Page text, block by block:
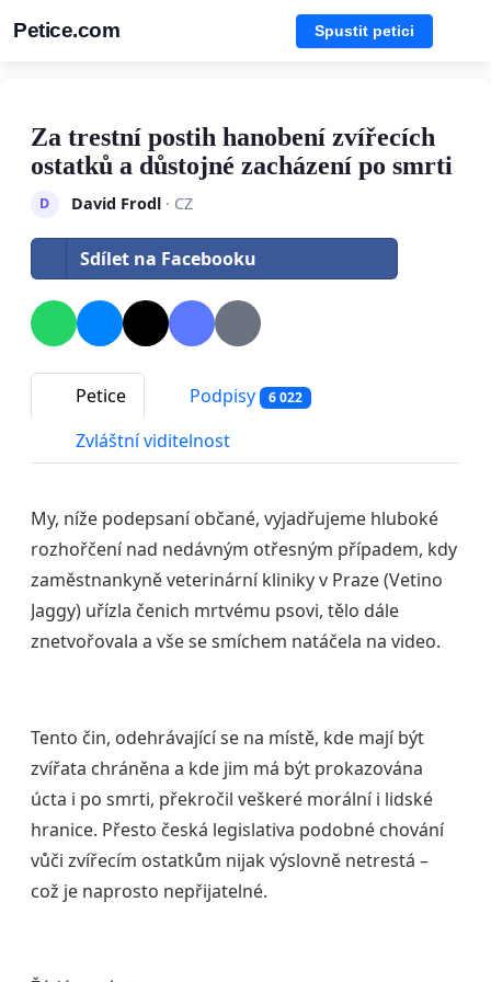
Petice.com Spustit petici
Za trestní postih hanobení zvířecích
ostatků a důstojné zacházení po smrti
D David Frodl· CZ
Sdílet na Facebooku
Petice Podpisy 6 022
Zvláštní viditelnost
My, níže podepsaní občané, vyjadřujeme hluboké
rozhořčení nad nedávným otřesným případem, kdy
zaměstnankyně veterinární kliniky v Praze (Vetino
Jaggy) uřízla čenich mrtvému psovi, tělo dále
znetvořovala a vše se smíchem natáčela na video.
Tento čin, odehrávající se na místě, kde mají být
zvířata chráněna a kde jim má být prokazována
úcta i po smrti, překročil veškeré morální i lidské
hranice. Přesto česká legislativa podobné chování
vůči zvířecím ostatkům nijak výslovně netrestá –
což je naprosto nepřijatelné.